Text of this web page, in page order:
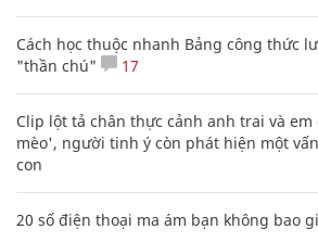
Cách học thuộc nhanh Bảng công thức
"thần chú"
17
Clip lột tả chân thực cảnh anh trai và
mèo', người tinh ý còn phát hiện một
con
20 số điện thoại ma ám bạn không bao